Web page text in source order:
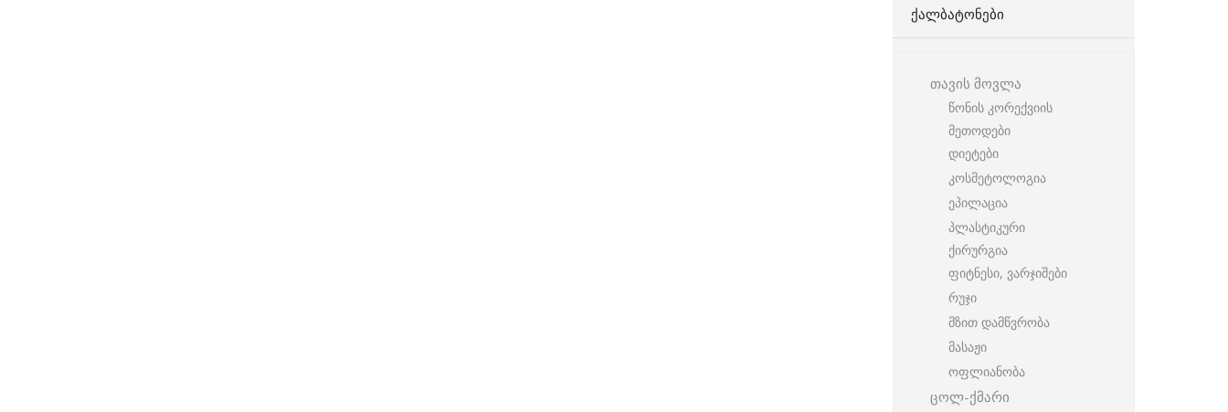
ᲥᲐᲚᲑᲐᲢᲝᲜᲔᲑᲘ
თავის მოვლა
წონის კორექვიის
მეთოდები
დიეტები
კოსმეტოლოგია
ეპილაცია
პლასტიკური
ქირურგია
ფიტნესი, ვარჯიშები
რუჯი
მზით დამწვრობა
მასაჟი
ოფლიანობა
ცოლ-ქმარი